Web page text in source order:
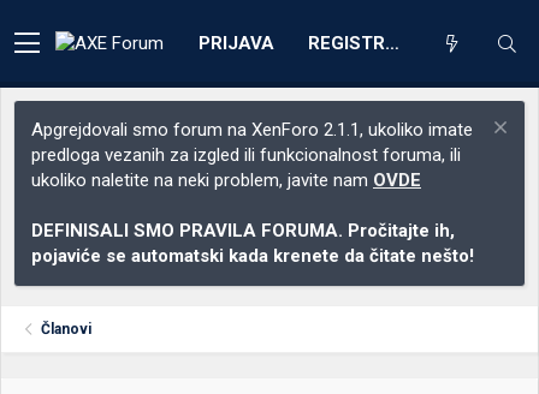
PRIJAVA REGISTRACIJA
Apgrejdovali smo forum na XenForo 2.1.1, ukoliko imate
predloga vezanih za izgled ili funkcionalnost foruma, ili
ukoliko naletite na neki problem, javite nam OVDE
DEFINISALI SMO PRAVILA FORUMA. Pročitajte ih,
pojaviće se automatski kada krenete da čitate nešto!
Članovi